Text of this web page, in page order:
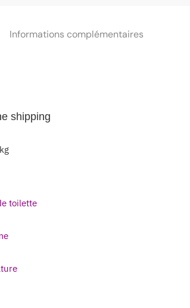
Informations complémentaires
shipping
toilette